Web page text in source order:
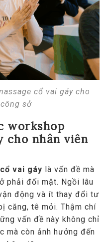
cổ vai gáy cho
sở
workshop
cho nhân viên
vai gáy là vấn đề mà
phải đối mặt. Ngồi lâu
động và ít thay đổi tư
căng, tê mỏi. Thậm chí
vấn đề này không chỉ
mà còn ảnh hưởng đến